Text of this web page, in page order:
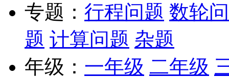
专题： 行程问题 数轮
题 计算问题 杂题
年级： 一年级 二年级